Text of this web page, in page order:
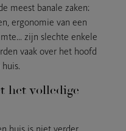
meest banale zaken:
ergonomie van een
zijn slechte enkele
vaak over het hoofd
het volledige